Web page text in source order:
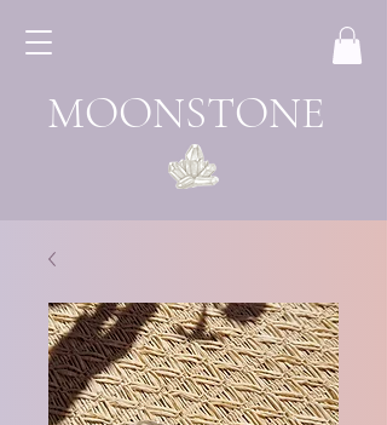
MOONSTONE